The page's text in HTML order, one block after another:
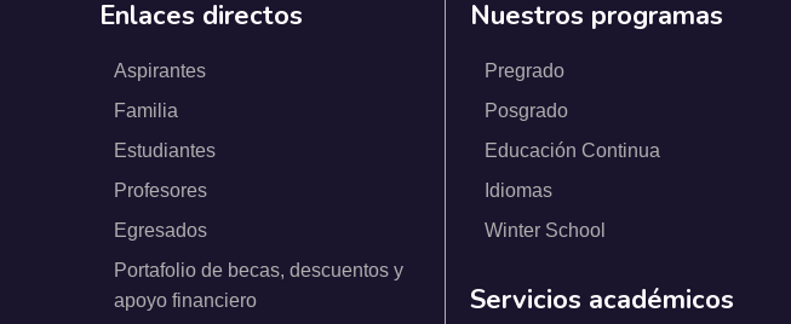
Enlaces directos
Aspirantes
Familia
Estudiantes
Profesores
Egresados
Portafolio de becas, descuentos y
apoyo financiero
Nuestros programas
Pregrado
Posgrado
Educación Continua
Idiomas
Winter School
Servicios académicos